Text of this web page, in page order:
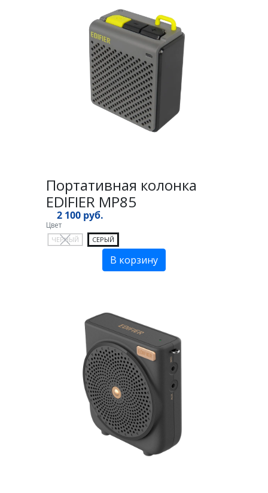
Портативная колонка
EDIFIER MP85
2 100 руб.
Цвет
ЧЕРНЫЙ СЕРЫЙ
В корзину